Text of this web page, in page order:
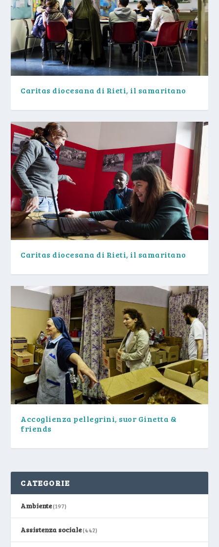
Caritas diocesana di Rieti, il samaritano
Caritas diocesana di Rieti, il samaritano
Accoglienza pellegrini, suor Ginetta &
friends
CATEGORIE
Ambiente(197)
Assistenza sociale(442)